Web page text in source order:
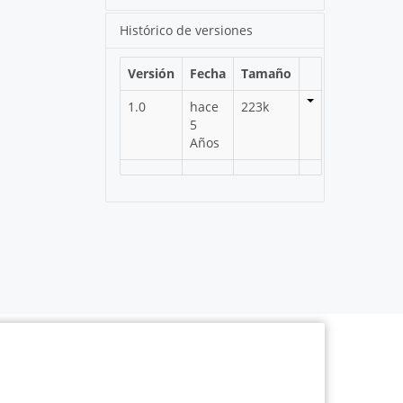
Histórico de versiones
Versión Fecha
Tamaño
1.0
hace
5
Años
223k